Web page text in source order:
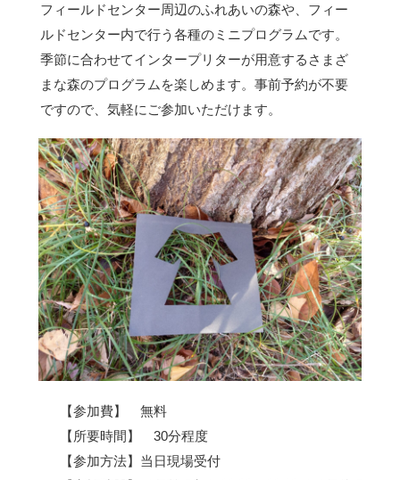
フィールドセンター周辺のふれあいの森や、フィー
ルドセンター内で行う各種のミニプログラムです。
季節に合わせてインタープリターが用意するさまざ
まな森のプログラムを楽しめます。事前予約が不要
ですので、気軽にご参加いただけます。
【参加費】 無料
【所要時間】 30分程度
【参加方法】当日現場受付